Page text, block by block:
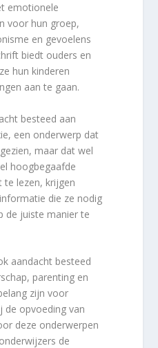
emotionele
voor hun groep,
en gevoelens
biedt ouders en
hun kinderen
aan te gaan.
besteed aan
een onderwerp dat
maar dat wel
hoogbegaafde
te lezen, krijgen
die ze nodig
de juiste manier te
aandacht besteed
parenting en
zijn voor
de opvoeding van
deze onderwerpen
de